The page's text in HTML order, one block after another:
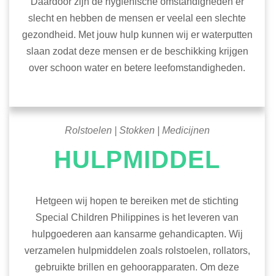
slecht en hebben de mensen er veelal een slechte
gezondheid. Met jouw hulp kunnen wij er waterputten
slaan zodat deze mensen er de beschikking krijgen
over schoon water en betere leefomstandigheden.
Rolstoelen | Stokken | Medicijnen
HULPMIDDEL
Hetgeen wij hopen te bereiken met de stichting
Special Children Philippines is het leveren van
hulpgoederen aan kansarme gehandicapten. Wij
verzamelen hulpmiddelen zoals rolstoelen, rollators,
gebruikte brillen en gehoorapparaten. Om deze